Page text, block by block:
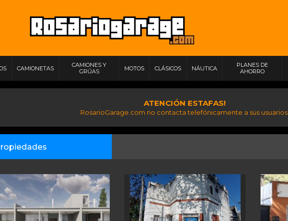
CAMIONETAS
CAMIONES Y
GRÚAS
MOTOS CLÁSICOS NÁUTICA
PLANES DE
AHORRO
ATENCIÓN ESTAFAS!
RosarioGarage.com no contacta telefónicamente a sus usuarios.